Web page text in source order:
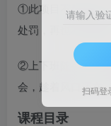
①此项目不仅赚钱
处罚，再也不受窝囊
②上下班随手一拍
会，趁着风口还在
课程目录
请输入验
扫码登